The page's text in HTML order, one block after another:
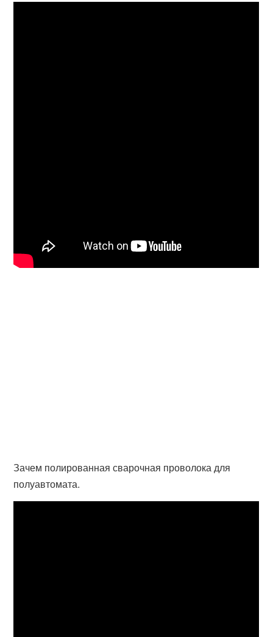
Зачем полированная сварочная проволока для
полуавтомата.